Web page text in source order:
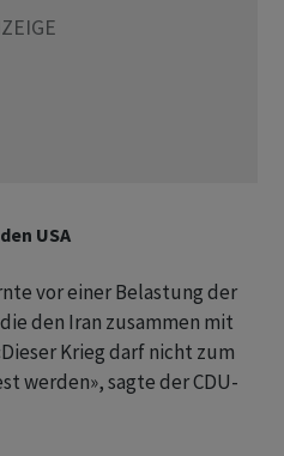
USA
vor einer Belastung der
den Iran zusammen mit
Krieg darf nicht zum
werden», sagte der CDU-